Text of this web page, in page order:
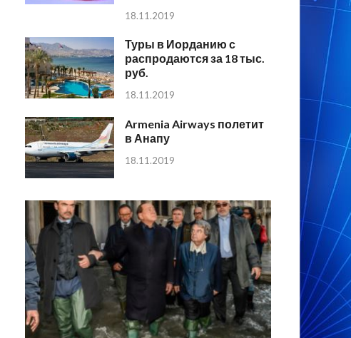
18.11.2019
Туры в Иорданию с
распродаются за 18 тыс.
руб.
18.11.2019
Armenia Airways полетит
в Анапу
18.11.2019